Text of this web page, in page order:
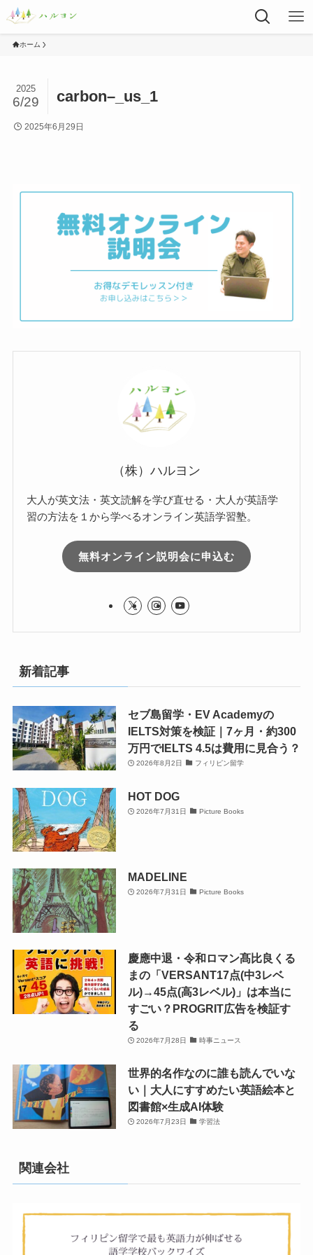
ホーム
carbon–_us_1
2025
6/29
2025年6月29日
（株）ハルヨン
大人が英文法・英文読解を学び直せる・大人が英語学
習の方法を１から学べるオンライン英語学習塾。
無料オンライン説明会に申込む
新着記事
セブ島留学・EV Academyの
IELTS対策を検証｜7ヶ月・約300
万円でIELTS 4.5は費用に見合う？
2026年8月2日 フィリピン留学
HOT DOG
2026年7月31日 Picture Books
MADELINE
2026年7月31日 Picture Books
慶應中退・令和ロマン髙比良くる
まの「VERSANT17点(中3レベ
ル)→45点(高3レベル)」は本当に
すごい？PROGRIT広告を検証す
る
2026年7月28日 時事ニュース
世界的名作なのに誰も読んでいな
い｜大人にすすめたい英語絵本と
図書館×生成AI体験
2026年7月23日 学習法
関連会社